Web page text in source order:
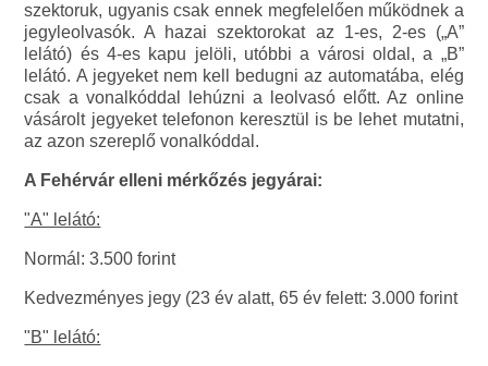
szektoruk, ugyanis csak ennek megfelelően működnek a
jegyleolvasók. A hazai szektorokat az 1-es, 2-es („A”
lelátó) és 4-es kapu jelöli, utóbbi a városi oldal, a „B”
lelátó. A jegyeket nem kell bedugni az automatába, elég
csak a vonalkóddal lehúzni a leolvasó előtt. Az online
vásárolt jegyeket telefonon keresztül is be lehet mutatni,
az azon szereplő vonalkóddal.
A Fehérvár elleni mérkőzés jegyárai:
"A" lelátó:
Normál: 3.500 forint
Kedvezményes jegy (23 év alatt, 65 év felett: 3.000 forint
"B" lelátó: